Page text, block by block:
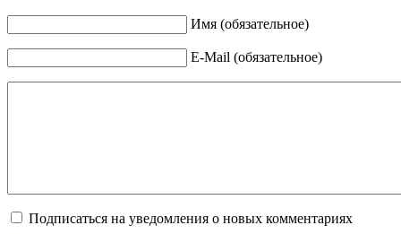
Имя (обязательное)
E-Mail (обязательное)
Подписаться на уведомления о новых комментариях